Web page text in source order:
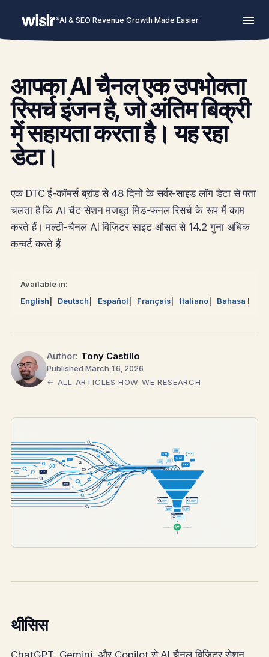
AI & SEO Revenue Growth Made Easier
आपका AI चैनल एक उपभोक्ता
रिसर्च इंजन है, जो अंतिम बिक्री
में सहायता करता है। यह रहा
डेटा।
एक DTC ई-कॉमर्स ब्रांड से 48 दिनों के सर्वर-साइड लॉग डेटा से पता
चलता है कि AI चैट सेशन मजबूत मिड-फनल रिसर्च के रूप में काम
करते हैं। मल्टी-चैनल AI विज़िटर साइट औसत से 14.2 गुना अधिक
कन्वर्ट करते हैं
Available in:
English
Deutsch Español Français Italiano Bahasa
Author: Tony Castillo
Published March 16, 2026
← ALL ARTICLES HOW WE RESEARCH
थीसिस